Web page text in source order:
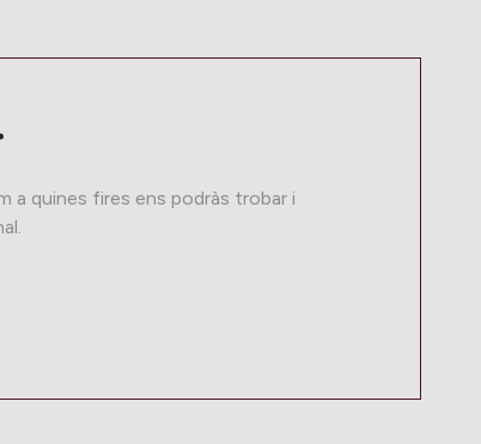
a quines fires ens podràs trobar i